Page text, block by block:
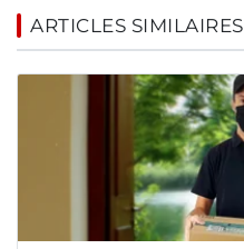
ARTICLES SIMILAIRES